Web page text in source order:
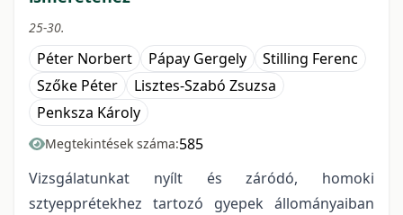
25-30.
Péter Norbert Pápay Gergely
Stilling Ferenc
Szőke Péter
Lisztes-Szabó Zsuzsa
Penksza Károly
Megtekintések száma:585
Vizsgálatunkat nyílt és záródó, homoki
sztyepprétekhez tartozó gyepek állományaiban